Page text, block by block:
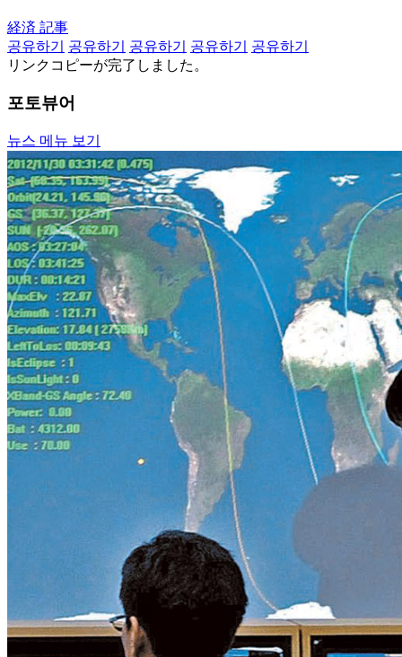
経済 記事
공유하기
공유하기 공유하기 공유하기
공유하기
リンクコピーが完了しました。
포토뷰어
뉴스 메뉴 보기